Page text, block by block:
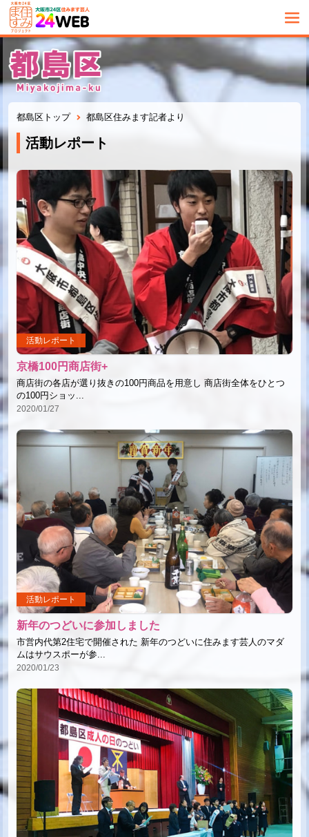
都島区トップ 都島区住みます記者より
活動レポート
活動レポート
京橋100円商店街+
商店街の各店が選り抜きの100円商品を用意し 商店街全体をひとつ
の100円ショッ...
2020/01/27
活動レポート
新年のつどいに参加しました
市営内代第2住宅で開催された 新年のつどいに住みます芸人のマダ
ムはサウスポーが参...
2020/01/23